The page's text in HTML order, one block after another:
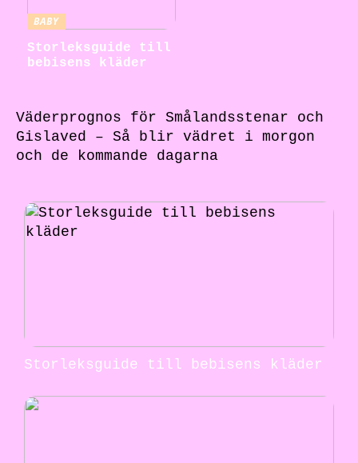
BABY
Storleksguide till
bebisens kläder
Väderprognos för Smålandsstenar och
Gislaved – Så blir vädret i morgon
och de kommande dagarna
Storleksguide till bebisens kläder